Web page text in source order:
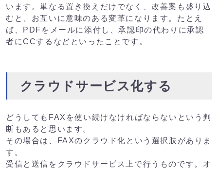
います。単なる置き換えだけでなく、改善案も盛り込
むと、お互いに意味のある変革になります。たとえ
ば、PDFをメールに添付し、承認印の代わりに承認
者にCCするなどといったことです。
クラウドサービス化する
どうしてもFAXを使い続けなければならないという判
断もあると思います。
その場合は、FAXのクラウド化という選択肢がありま
す。
受信と送信をクラウドサービス上で行うものです。オ